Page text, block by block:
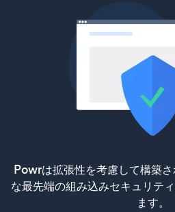
Powrは拡張性を考慮して構築
な最先端の組み込みセキュリテ
ます。